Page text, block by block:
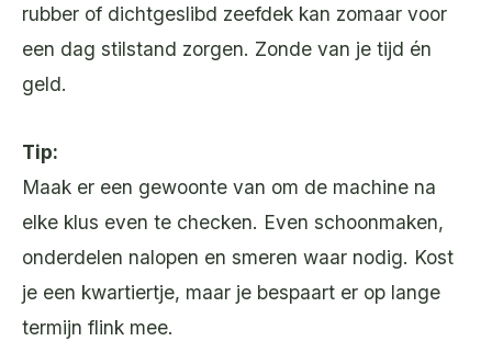
rubber of dichtgeslibd zeefdek kan zomaar voor
een dag stilstand zorgen. Zonde van je tijd én
geld.
Tip:
Maak er een gewoonte van om de machine na
elke klus even te checken. Even schoonmaken,
onderdelen nalopen en smeren waar nodig. Kost
je een kwartiertje, maar je bespaart er op lange
termijn flink mee.